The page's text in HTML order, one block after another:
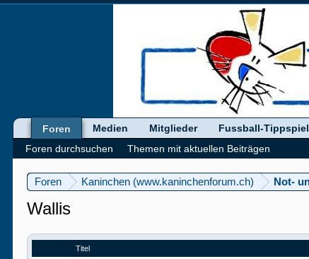
Foren Kaninchen (www.kaninchenforum.ch) Not-
Wallis
Titel
Foren
Foren durchsuchen
Themen mit aktuellen Beiträgen
Medien Mitglieder Fussball-Tippspiel